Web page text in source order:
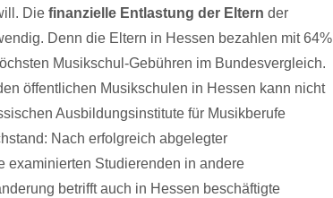
Die finanzielle Entlastung der Eltern der
Denn die Eltern in Hessen bezahlen mit 64%
Musikschul-Gebühren im Bundesvergleich.
öffentlichen Musikschulen in Hessen kann nicht
Ausbildungsinstitute für Musikberufe
Nach erfolgreich abgelegter
examinierten Studierenden in andere
betrifft auch in Hessen beschäftigte